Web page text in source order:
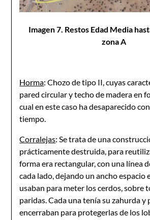
Imagen 7. Restos Edad Media
zona A
Horma: Chozo de tipo II, cuyas
pared circular y techo de madera en
cual en este caso ha desaparecido
tiempo.
Corralejas: Se trata de una
prácticamente destruida, para
forma era rectangular, con una línea
cada lado, dejando un ancho espacio
usaban para meter los cerdos, sobre
paridas. Cada una tenía su zahurda y
encerraban para protegerlas de los